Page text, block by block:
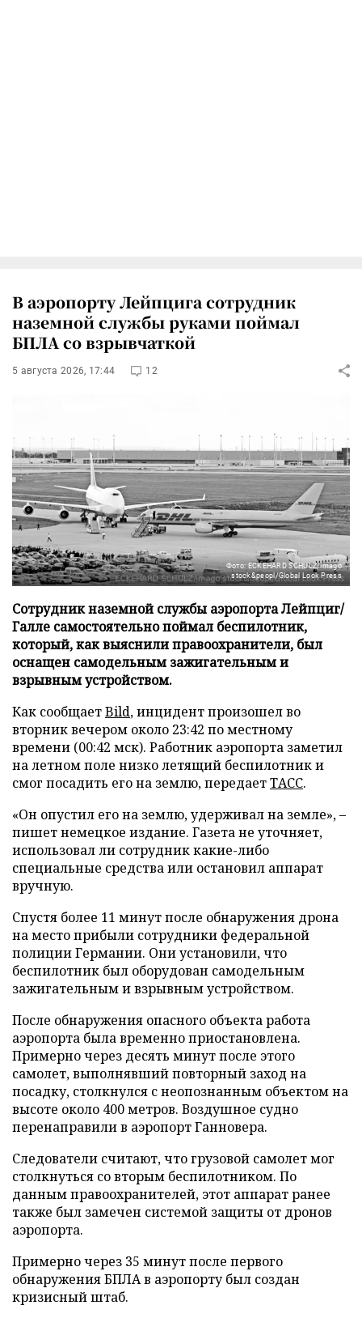
В аэропорту Лейпцига сотрудник
наземной службы руками поймал
БПЛА со взрывчаткой
5 августа 2026, 17:44 12
Фото: ECKEHARD SCHULZ/imago
stock&peopl/Global Look Press
Сотрудник наземной службы аэропорта Лейпциг/
Галле самостоятельно поймал беспилотник,
который, как выяснили правоохранители, был
оснащен самодельным зажигательным и
взрывным устройством.
Как сообщаетBild, инцидент произошел во
вторник вечером около 23:42 по местному
времени (00:42 мск). Работник аэропорта заметил
на летном поле низко летящий беспилотник и
смог посадить его на землю, передаетТАСС.
«Он опустил его на землю, удерживал на земле», –
пишет немецкое издание. Газета не уточняет,
использовал ли сотрудник какие-либо
специальные средства или остановил аппарат
вручную.
Спустя более 11 минут после обнаружения дрона
на место прибыли сотрудники федеральной
полиции Германии. Они установили, что
беспилотник был оборудован самодельным
зажигательным и взрывным устройством.
После обнаружения опасного объекта работа
аэропорта была временно приостановлена.
Примерно через десять минут после этого
самолет, выполнявший повторный заход на
посадку, столкнулся с неопознанным объектом на
высоте около 400 метров. Воздушное судно
перенаправили в аэропорт Ганновера.
Следователи считают, что грузовой самолет мог
столкнуться со вторым беспилотником. По
данным правоохранителей, этот аппарат ранее
также был замечен системой защиты от дронов
аэропорта.
Примерно через 35 минут после первого
обнаружения БПЛА в аэропорту был создан
кризисный штаб.